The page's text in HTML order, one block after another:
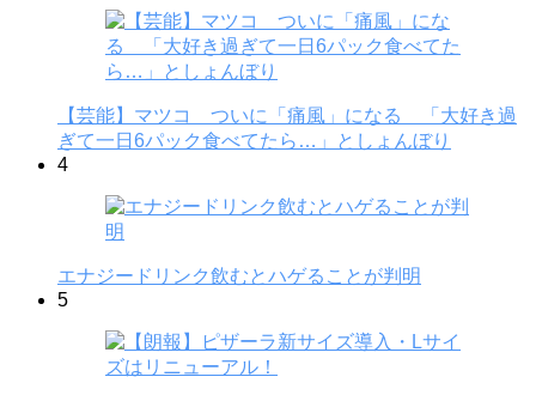
【芸能】マツコ ついに「痛風」になる 「大好き過
ぎて一日6パック食べてたら…」としょんぼり
4
エナジードリンク飲むとハゲることが判明
5